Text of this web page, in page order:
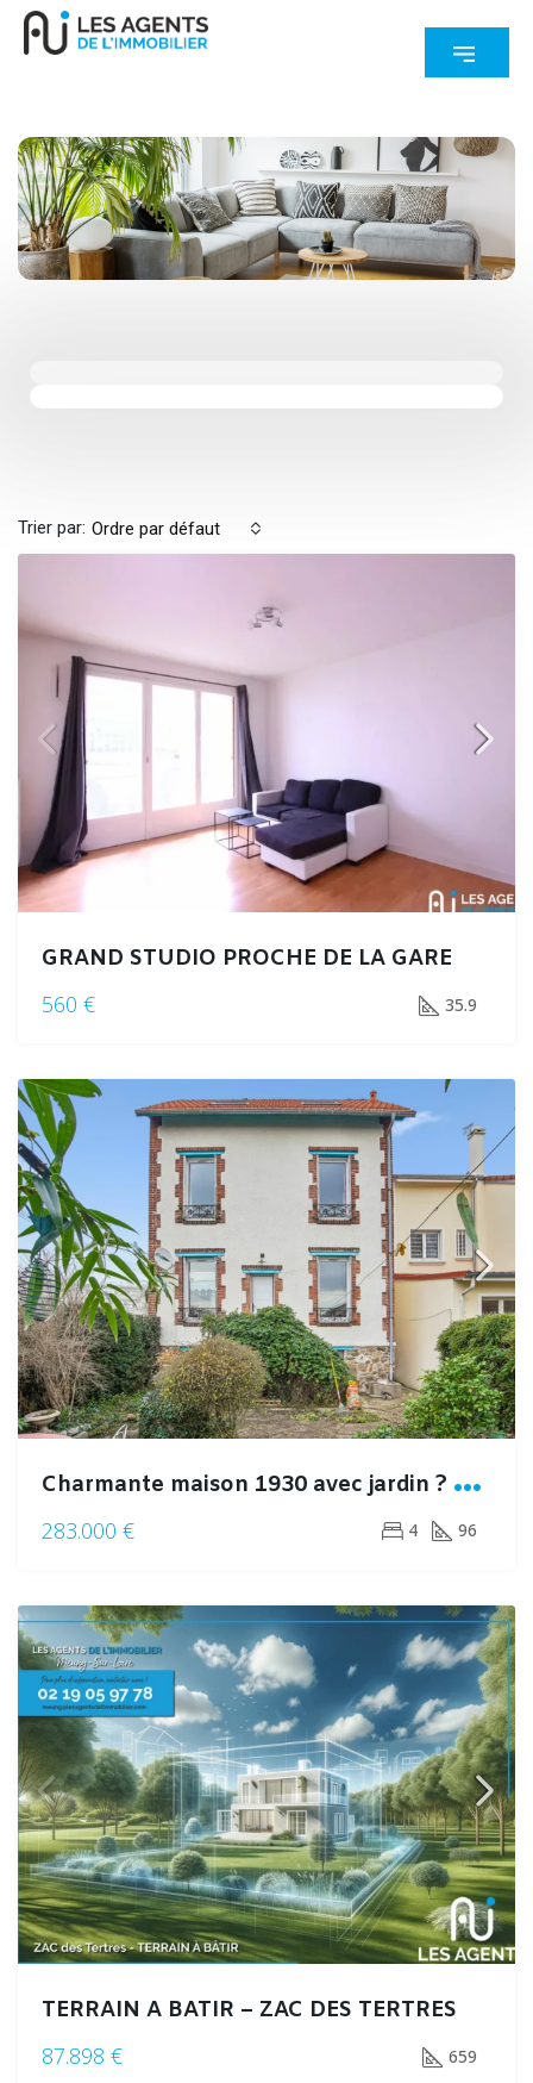
Trier par: Ordre par défaut
GRAND STUDIO PROCHE DE LA GARE
560 €
35.9
C
harmante maison 1930 avec jardin ? Pierrefitte-sur-Seine
283.000 € 4 96
TERRAIN A BATIR – ZAC DES TERTRES
87.898 €
659